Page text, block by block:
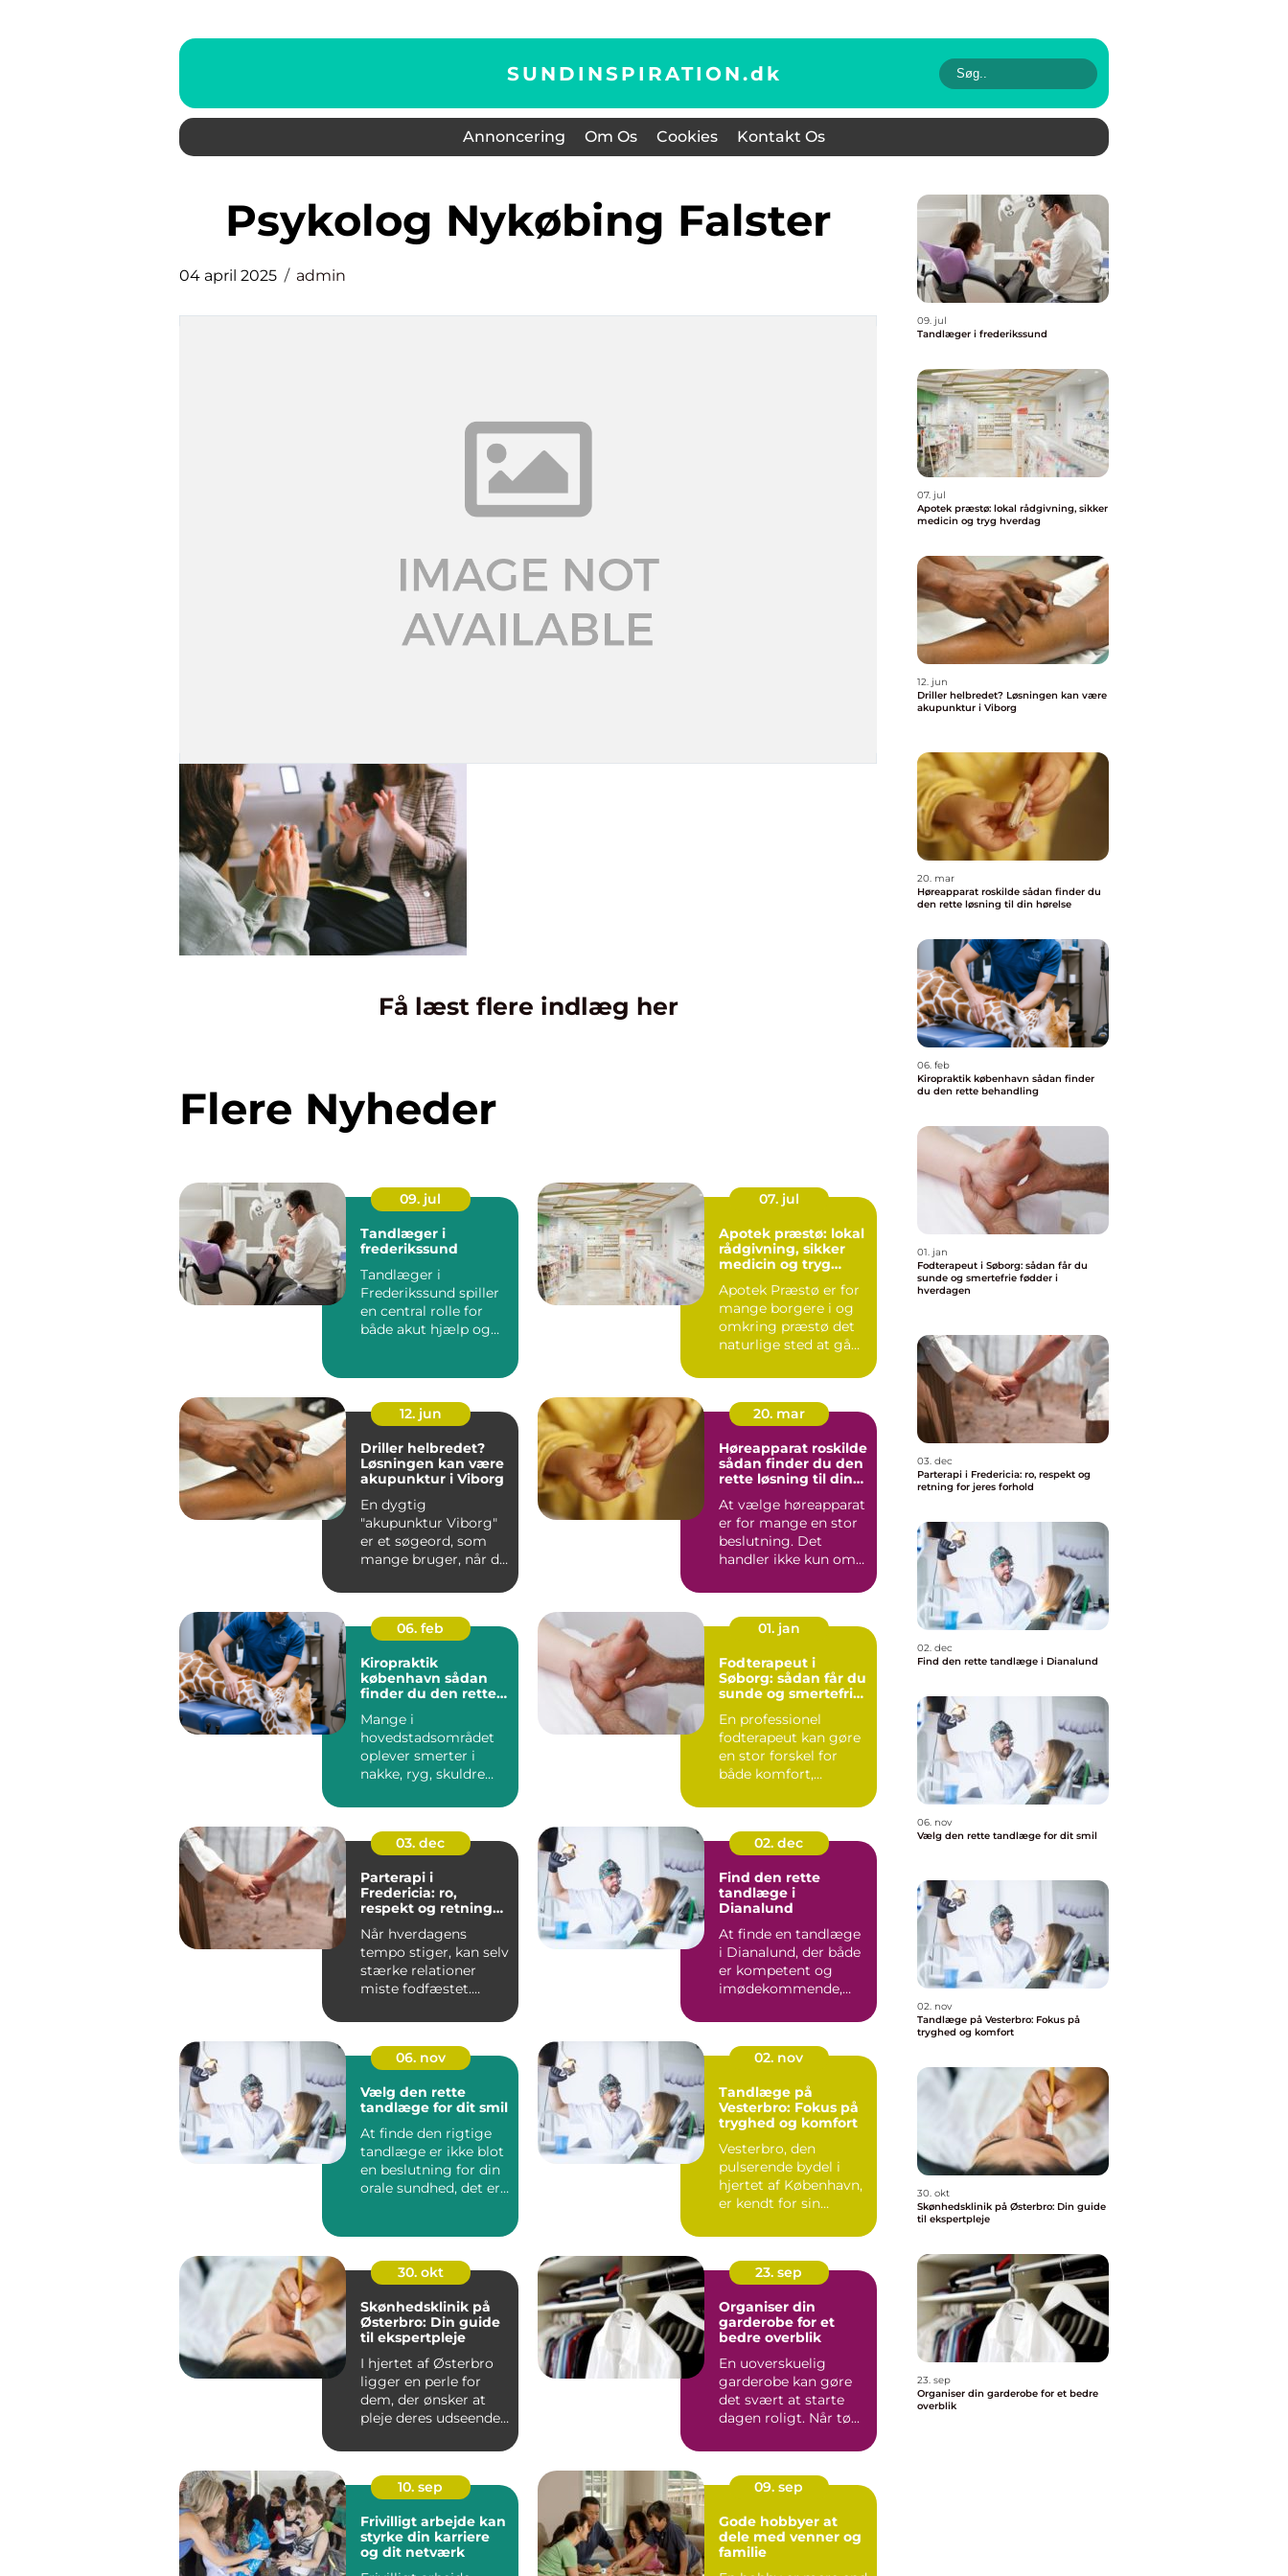
SUNDINSPIRATION.dk
Annoncering Om Os Cookies Kontakt Os
Psykolog Nykøbing Falster
04 april 2025 admin
Få læst flere indlæg her
Flere Nyheder
09. jul
Tandlæger i
frederikssund
Tandlæger i
Frederikssund spiller
en central rolle for
både akut hjælp og
07. jul
Apotek præstø: lokal
rådgivning, sikker
medicin og tryg
Apotek Præstø er for
mange borgere i og
omkring præstø det
naturlige sted at gå
s...
12. jun
Driller helbredet?
Løsningen kan være
akupunktur i Viborg
En dygtig
"akupunktur Viborg"
er et søgeord, som
mange bruger, når de
20. mar
Høreapparat roskilde
sådan finder du den
rette løsning til din
At vælge høreapparat
er for mange en stor
beslutning. Det
handler ikke kun om
...
06. feb
Kiropraktik
københavn sådan
finder du den rette
Mange i
hovedstadsområdet
oplever smerter i
nakke, ryg, skuldre
stillesiddend...
01. jan
Fodterapeut i
Søborg: sådan får du
sunde og smertefrie
En professionel
fodterapeut kan gøre
en stor forskel for
både komfort,
03. dec
Parterapi i
Fredericia: ro,
respekt og retning
Når hverdagens
tempo stiger, kan selv
stærke relationer
miste fodfæstet.
02. dec
Find den rette
tandlæge i
Dianalund
At finde en tandlæge
i Dianalund, der både
er kompetent og
imødekommende,
06. nov
Vælg den rette
tandlæge for dit smil
At finde den rigtige
tandlæge er ikke blot
en beslutning for din
orale sundhed, det er
02. nov
Tandlæge på
Vesterbro: Fokus på
tryghed og komfort
Vesterbro, den
pulserende bydel i
hjertet af København,
er kendt for sin
30. okt
Skønhedsklinik på
Østerbro: Din guide
til ekspertpleje
I hjertet af Østerbro
ligger en perle for
dem, der ønsker at
pleje deres udseende
23. sep
Organiser din
garderobe for et
bedre overblik
En uoverskuelig
garderobe kan gøre
det svært at starte
dagen roligt. Når tø...
10. sep
Frivilligt arbejde kan
styrke din karriere
og dit netværk
09. sep
Gode hobbyer at
dele med venner og
familie
09. jul
Tandlæger i frederikssund
07. jul
Apotek præstø: lokal rådgivning, sikker
medicin og tryg hverdag
12. jun
Driller helbredet? Løsningen kan være
akupunktur i Viborg
20. mar
Høreapparat roskilde sådan finder du
den rette løsning til din hørelse
06. feb
Kiropraktik københavn sådan finder
du den rette behandling
01. jan
Fodterapeut i Søborg: sådan får du
sunde og smertefrie fødder i
hverdagen
03. dec
Parterapi i Fredericia: ro, respekt og
retning for jeres forhold
02. dec
Find den rette tandlæge i Dianalund
06. nov
Vælg den rette tandlæge for dit smil
02. nov
Tandlæge på Vesterbro: Fokus på
tryghed og komfort
30. okt
Skønhedsklinik på Østerbro: Din guide
til ekspertpleje
23. sep
Organiser din garderobe for et bedre
overblik